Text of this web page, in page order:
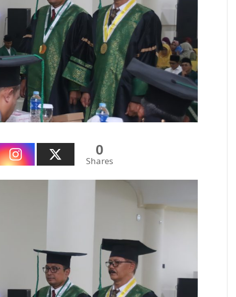
0
Shares